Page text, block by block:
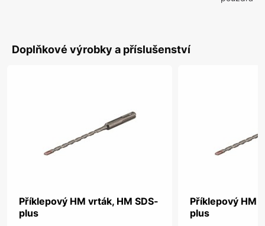
Doplňkové výrobky a příslušenství
Příklepový HM vrták, HM SDS-
plus
Příklepový HM
plus